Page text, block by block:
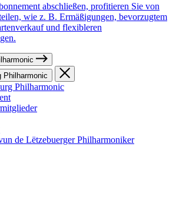
abschließen, profitieren Sie von
wie z. B. Ermäßigungen, bevorzugtem
und flexibleren
Philharmonic
Philharmonic
de Lëtzebuerger Philharmoniker